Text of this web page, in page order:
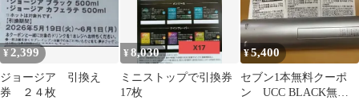
¥ 2,399
ジョージア 引換え
券 ２４枚
¥8,030
ミニストップで引換券
17枚
¥5,400
セブン1本無料クーポ
ン UCC BLACK無